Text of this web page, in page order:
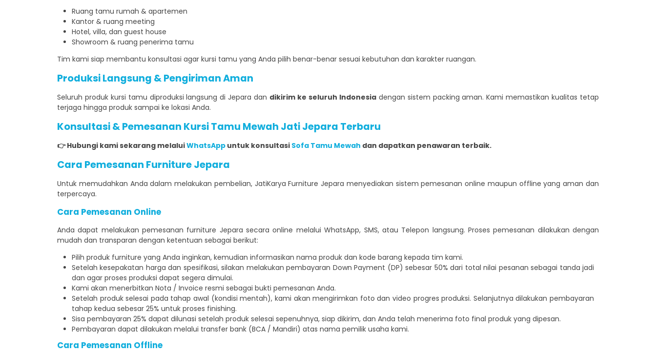
Ruang tamu rumah & apartemen
Kantor & ruang meeting
Hotel, villa, dan guest house
Showroom & ruang penerima tamu
Tim kami siap membantu konsultasi agar kursi tamu yang Anda pilih benar-benar sesuai kebutuhan dan karakter ruangan.
Produksi Langsung & Pengiriman Aman
Seluruh produk kursi tamu diproduksi langsung di Jepara dan dikirim ke seluruh Indonesiadengan sistem packing aman. Kami memastikan kualitas tetap
terjaga hingga produk sampai ke lokasi Anda.
Konsultasi & Pemesanan Kursi Tamu Mewah JatiJepara Terbaru
👉 Hubungi kami sekarang melaluiWhatsApp untuk konsultasi Sofa Tamu Mewah dan dapatkan penawaran terbaik.
Cara Pemesanan Furniture Jepara
Untuk memudahkan Anda dalam melakukan pembelian, JatiKarya Furniture Jepara menyediakan sistem pemesanan online maupun offline yang aman dan
terpercaya.
Cara Pemesanan Online
Anda dapat melakukan pemesanan furniture Jepara secara online melalui WhatsApp, SMS, atau Telepon langsung. Proses pemesanan dilakukan dengan
mudah dan transparan dengan ketentuan sebagai berikut:
Pilih produk furniture yang Anda inginkan, kemudian informasikan nama produk dan kode barang kepada tim kami.
Setelah kesepakatan harga dan spesifikasi, silakan melakukan pembayaran Down Payment (DP) sebesar 50% dari total nilai pesanan sebagai tanda jadi
dan agar proses produksi dapat segera dimulai.
Kami akan menerbitkan Nota / Invoice resmi sebagai bukti pemesanan Anda.
Setelah produk selesai pada tahap awal (kondisi mentah), kami akan mengirimkan foto dan video progres produksi. Selanjutnya dilakukan pembayaran
tahap kedua sebesar 25% untuk proses finishing.
Sisa pembayaran 25% dapat dilunasi setelah produk selesai sepenuhnya, siap dikirim, dan Anda telah menerima foto final produk yang dipesan.
Pembayaran dapat dilakukan melalui transfer bank (BCA / Mandiri) atas nama pemilik usaha kami.
Cara Pemesanan Offline